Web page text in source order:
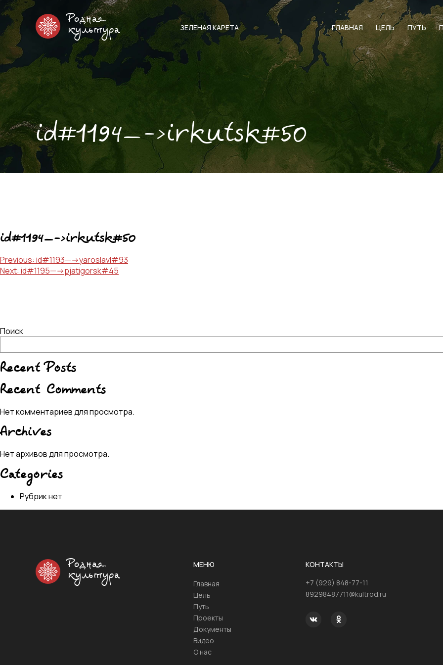
Родная
культура
ЗЕЛЕНАЯ КАРЕТА ГЛАВНАЯ ЦЕЛЬ ПУТЬ
id#1194—->irkutsk#50
id#1194—->irkutsk#50
Навигация
по
Previous: id#1193—->yaroslavl#93
Next: id#1195—->pjatigorsk#45
Поиск
Recent Posts
Recent Comments
Нет комментариев для просмотра.
Archives
Нет архивов для просмотра.
Categories
Рубрик нет
Родная
культура
МЕНЮ
Главная
Цель
Путь
Проекты
Документы
Видео
О нас
КОНТАКТЫ
+7 (929) 848-77-11
89298487711@kultrod.ru